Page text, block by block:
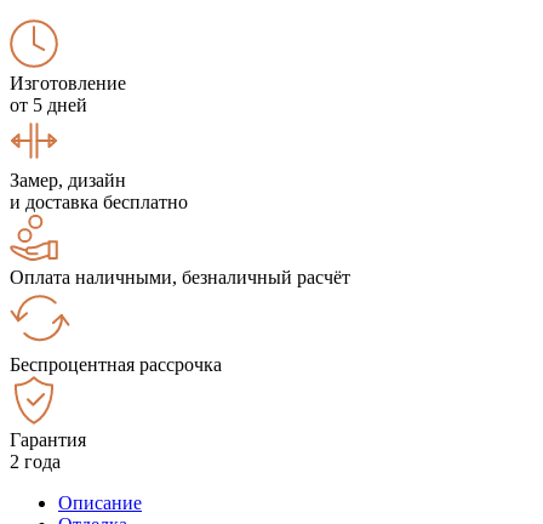
Изготовление
от 5 дней
Замер, дизайн
и доставка бесплатно
Оплата наличными, безналичный расчёт
Беспроцентная рассрочка
Гарантия
2 года
Описание